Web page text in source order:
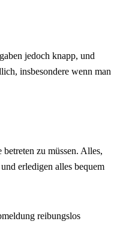
jedoch knapp, und
insbesondere wenn man
zu müssen. Alles,
erledigen alles bequem
reibungslos